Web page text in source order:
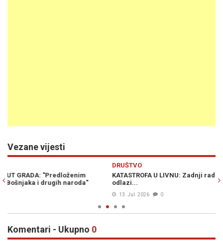
Vezane vijesti
KATASTROFA U LIVNU: Zadnji radni dan za 23 liječnika, još devet
odlazi...
Komentari - Ukupno 0